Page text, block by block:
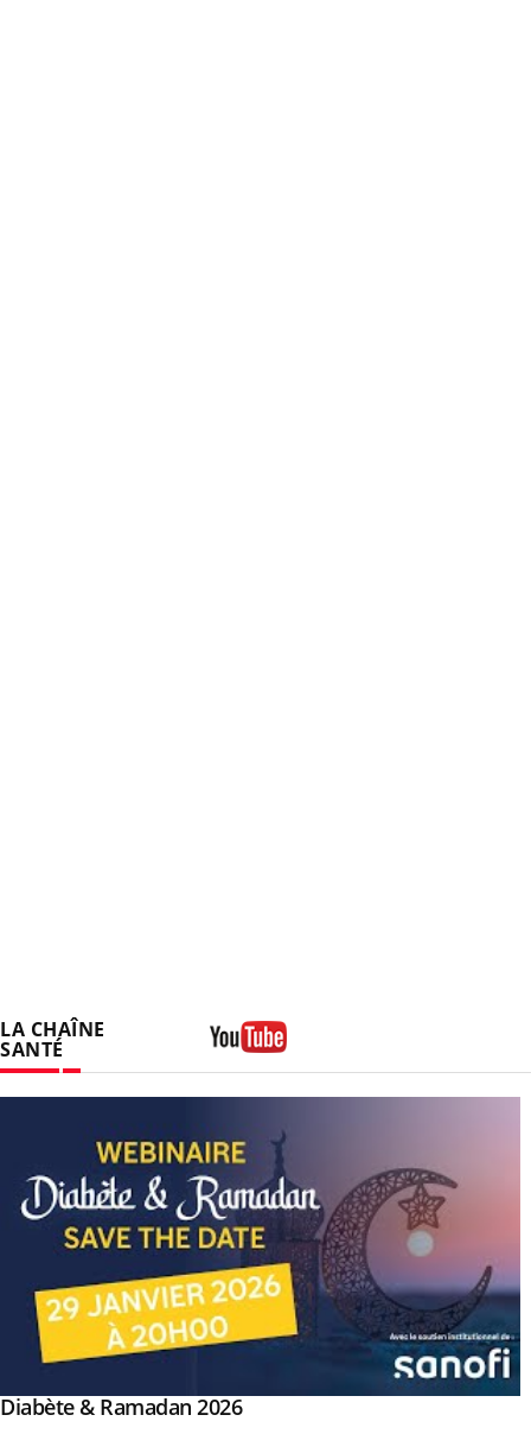
LA CHAÎNE
SANTÉ
Youtube
Youtube
Diabète & Ramadan 2026Youtube